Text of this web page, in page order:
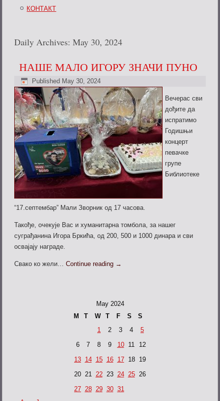
КОНТАКТ
Daily Archives:May 30, 2024
НАШЕ МАЛО ИГОРУ ЗНАЧИ ПУНО
Published May 30, 2024
Вечерас сви
дођите да
испратимо
Годишњи
концерт
певачке
групе
Библиотеке
“17.септембар” Мали Зворник од 17 часова.
Такође, очекује Вас и хуманитарна томбола, за нашег
суграђанина Игора Бркића, од 200, 500 и 1000 динара и сви
освајају награде.
Свако ко жели…Continue reading →
May 2024
M
T W T F S
S
1
2 3 4
5
6
7 8 9 10 11
12
13 14 15 16 17 18
19
20 21 22 23 24 25 26
27 28 29 30 31